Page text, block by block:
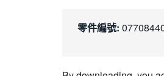
零件編號: